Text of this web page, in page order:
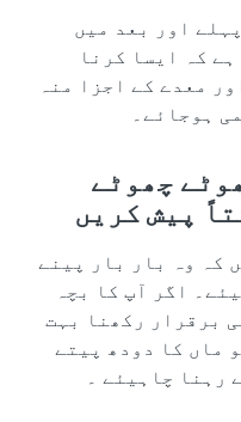
اور بعد میں
کہ ایسا کرنا
معدے کے اجزا منہ
ہوجائے۔
چھوٹے
پیش کریں
کہ وہ بار بار پینے
اگر آپ کا بچہ
برقرار رکھنا بہت
ماں کا دودھ پیتے
رہنا چاہیئے ۔